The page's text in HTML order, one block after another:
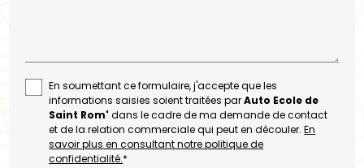
En soumettant ce formulaire, j'accepte que les
informations saisies soient traitées parAuto Ecole de
Saint Rom'dans le cadre de ma demande de contact
et de la relation commerciale qui peut en découler.En
savoir plus en consultant notre politique de
confidentialité.*